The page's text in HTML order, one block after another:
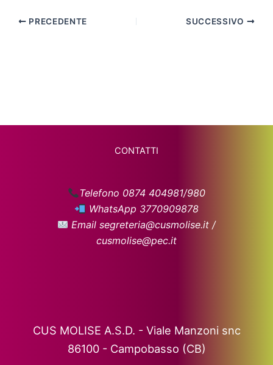
PRECEDENTE SUCCESSIVO
CONTATTI
Telefono 0874 404981/980
WhatsApp 3770909878
Email segreteria@cusmolise.it /
cusmolise@pec.it
CUS MOLISE A.S.D. - Viale Manzoni snc
86100 - Campobasso (CB)